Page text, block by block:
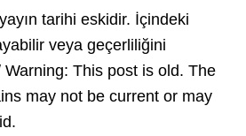
tarihi eskidir. İçindeki
veya geçerliliğini
Warning: This post is old. The
may not be current or may